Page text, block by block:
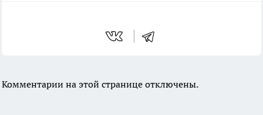
Комментарии на этой странице отключены.